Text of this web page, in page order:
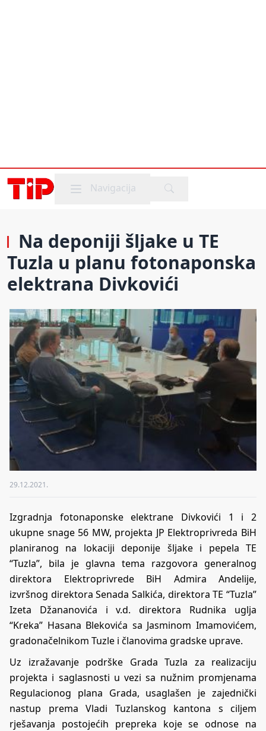
Mobile menu
Navigacija
Na deponiji šljake u TE
Tuzla u planu fotonaponska
elektrana Divkovići
29.12.2021.
Izgradnja fotonaponske elektrane Divkovići 1 i 2
ukupne snage 56 MW, projekta JP Elektroprivreda BiH
planiranog na lokaciji deponije šljake i pepela TE
“Tuzla”, bila je glavna tema razgovora generalnog
direktora Elektroprivrede BiH Admira Andelije,
izvršnog direktora Senada Salkića, direktora TE “Tuzla”
Izeta Džananovića i v.d. direktora Rudnika uglja
“Kreka” Hasana Blekovića sa Jasminom Imamovićem,
gradonačelnikom Tuzle i članovima gradske uprave.
Uz izražavanje podrške Grada Tuzla za realizaciju
projekta i saglasnosti u vezi sa nužnim promjenama
Regulacionog plana Grada, usaglašen je zajednički
nastup prema Vladi Tuzlanskog kantona s ciljem
rješavanja postojećih prepreka koje se odnose na